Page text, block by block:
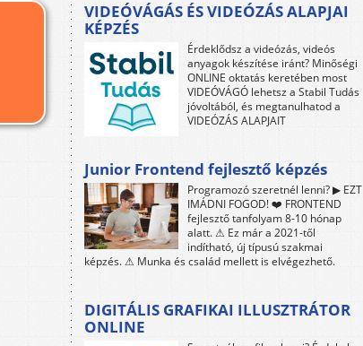
VIDEÓVÁGÁS ÉS VIDEÓZÁS ALAPJAI
KÉPZÉS
Érdeklődsz a videózás, videós
anyagok készítése iránt? Minőségi
ONLINE oktatás keretében most
VIDEÓVÁGÓ lehetsz a Stabil Tudás
jóvoltából, és megtanulhatod a
VIDEÓZÁS ALAPJAIT
Junior Frontend fejlesztő képzés
Programozó szeretnél lenni? ▶ EZT
IMÁDNI FOGOD! ❤️ FRONTEND
fejlesztő tanfolyam 8-10 hónap
alatt. ⚠ Ez már a 2021-től
indítható, új típusú szakmai
képzés. ⚠ Munka és család mellett is elvégezhető.
DIGITÁLIS GRAFIKAI ILLUSZTRÁTOR
ONLINE